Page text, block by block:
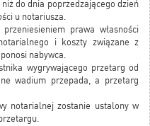
do dnia poprzedzającego dzień
u notariusza.
prawa własności
i koszty związane z
nabywca.
wygrywającego przetarg od
wadium przepada, a przetarg
notarialnej zostanie ustalony w